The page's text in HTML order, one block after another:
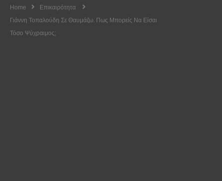
Home
Επικαιρότητα
Γιάννη Τοπαλούδη Σε Θαυμάζω. Πως Μπορείς Να Είσαι
Τόσο Ψύχραιμος;